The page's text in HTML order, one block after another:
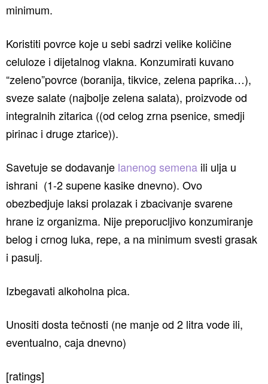
minimum.
Koristiti povrce koje u sebi sadrzi velike količine
celuloze i dijetalnog vlakna. Konzumirati kuvano
“zeleno”povrce (boranija, tikvice, zelena paprika…),
sveze salate (najbolje zelena salata), proizvode od
integralnih zitarica ((od celog zrna psenice, smedji
pirinac i druge ztarice)).
Savetuje se dodavanje lanenog semena ili ulja u
ishrani (1-2 supene kasike dnevno). Ovo
obezbedjuje laksi prolazak i zbacivanje svarene
hrane iz organizma. Nije preporucljivo konzumiranje
belog i crnog luka, repe, a na minimum svesti grasak
i pasulj.
Izbegavati alkoholna pica.
Unositi dosta tečnosti (ne manje od 2 litra vode ili,
eventualno, caja dnevno)
[ratings]